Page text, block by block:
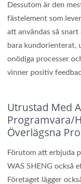
Dessutom är den
fästelement som
att användas så
bara kundorienterat,
onödiga processer
vinner positiv
Utrustad Med
Programvara/
Överlägsna
Förutom att erbjuda
WAS SHENG också
Företaget lägger